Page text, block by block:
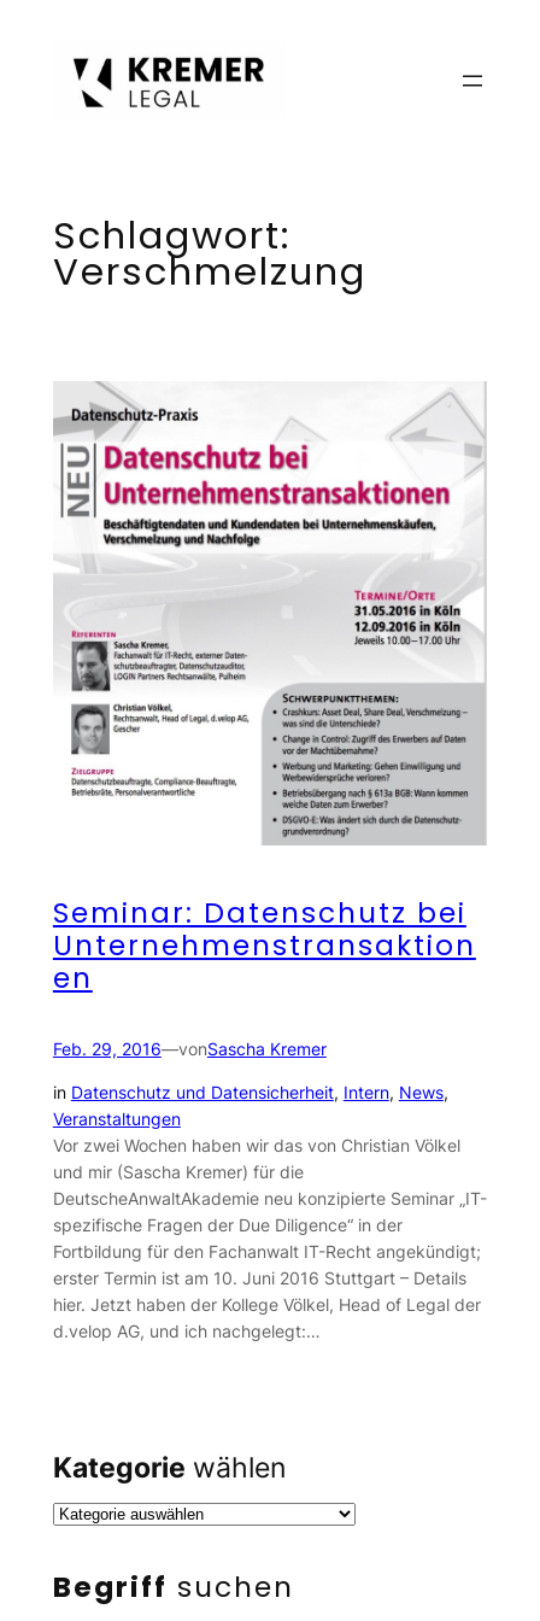
Schlagwort:
Verschmelzung
Seminar: Datenschutz bei
Unternehmenstransaktion
en
Feb. 29, 2016—vonSascha Kremer
in Datenschutz und Datensicherheit, Intern, News
Veranstaltungen
Vor zwei Wochen haben wir das von Christian Völkel
und mir (Sascha Kremer) für die
DeutscheAnwaltAkademie neu konzipierte Seminar „IT-
spezifische Fragen der Due Diligence“ in der
Fortbildung für den Fachanwalt IT-Recht angekündigt;
erster Termin ist am 10. Juni 2016 Stuttgart – Details
hier. Jetzt haben der Kollege Völkel, Head of Legal der
d.velop AG, und ich nachgelegt:…
Kategorie wählen
Begriff suchen